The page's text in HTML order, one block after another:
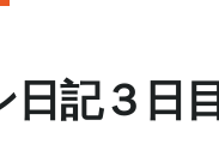
記３日